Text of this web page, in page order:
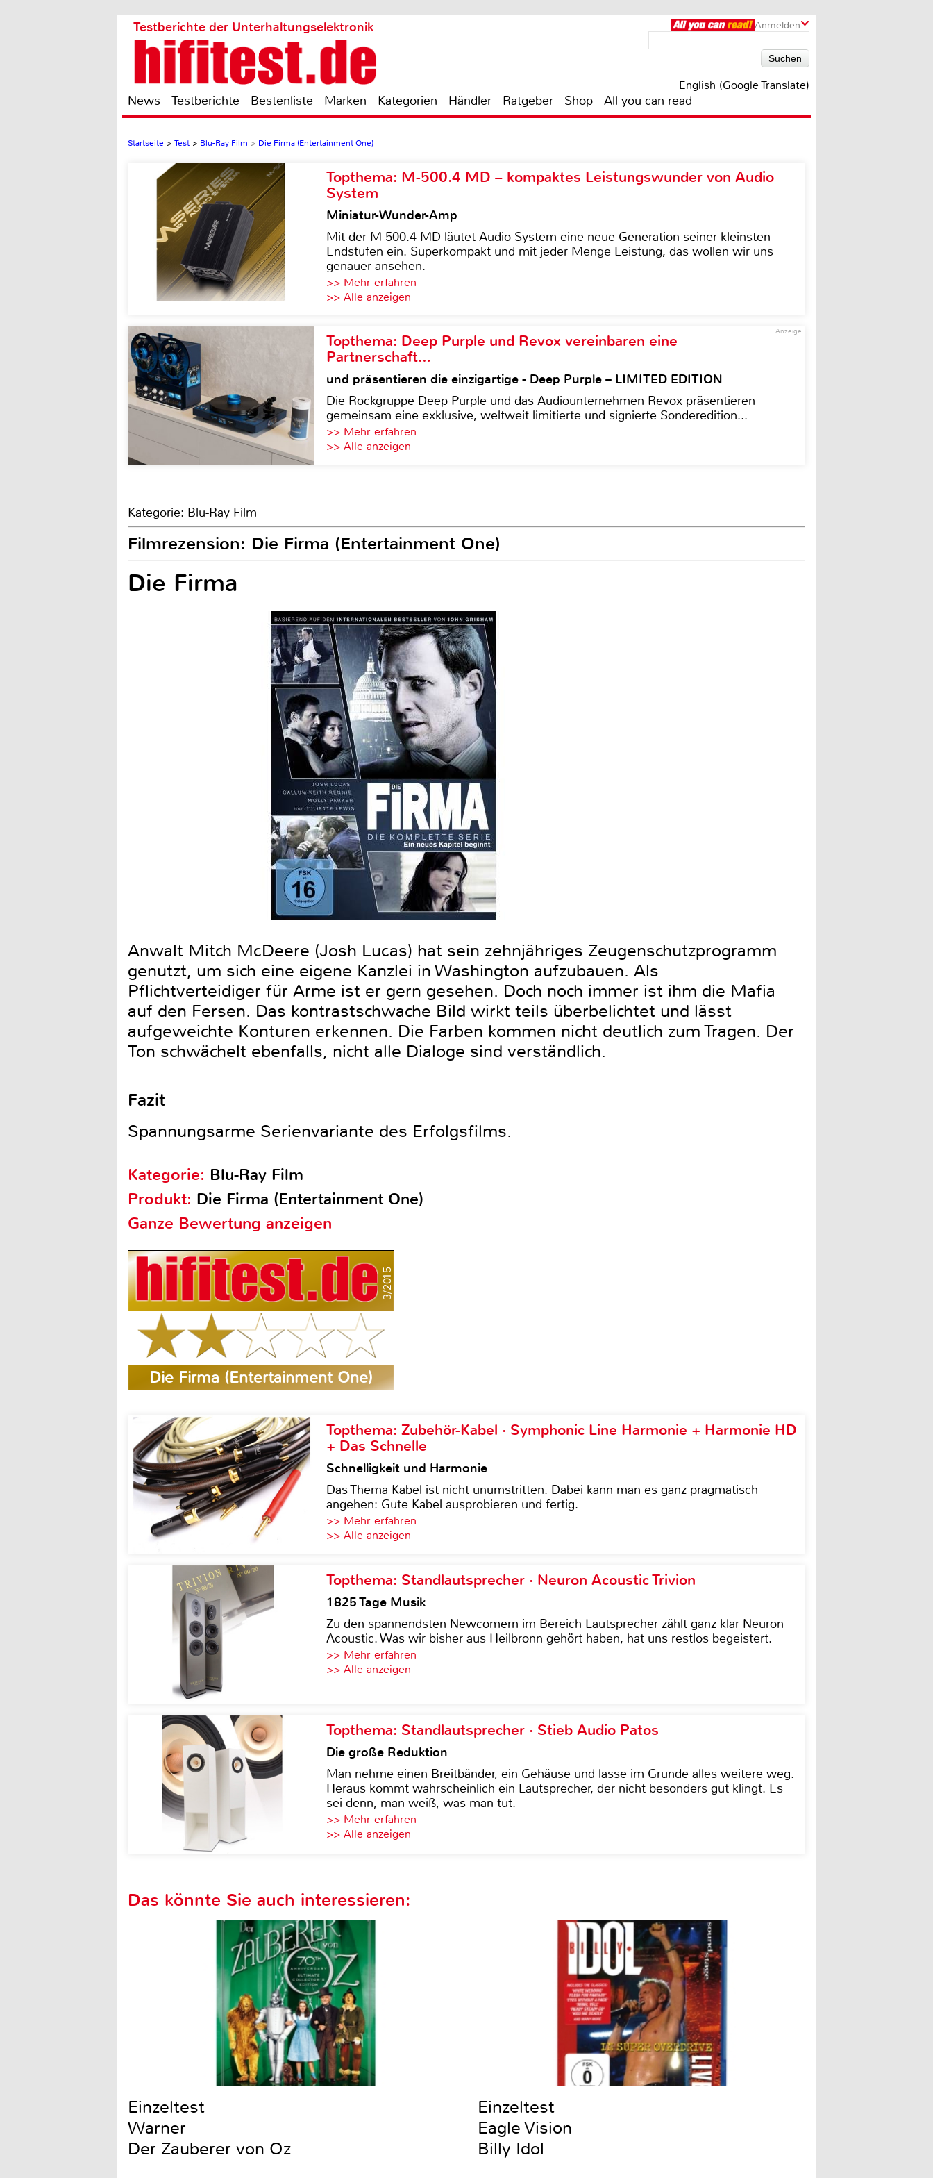
Anmelden
Testberichte der Unterhaltungselektronik
English (Google Translate)
News Testberichte Bestenliste Marken Kategorien Händler Ratgeber Shop All you can read
Startseite > Test > Blu-Ray Film > Die Firma (Entertainment One)
Topthema: M-500.4 MD – kompaktes Leistungswunder von Audio
System
Miniatur-Wunder-Amp
Mit der M-500.4 MD läutet Audio System eine neue Generation seiner kleinsten
Endstufen ein. Superkompakt und mit jeder Menge Leistung, das wollen wir uns
genauer ansehen.
>> Mehr erfahren
>> Alle anzeigen
Anzeige
Topthema: Deep Purple und Revox vereinbaren eine
Partnerschaft…
und präsentieren die einzigartige - Deep Purple – LIMITED EDITION
Die Rockgruppe Deep Purple und das Audiounternehmen Revox präsentieren
gemeinsam eine exklusive, weltweit limitierte und signierte Sonderedition...
>> Mehr erfahren
>> Alle anzeigen
Kategorie: Blu-Ray Film
Filmrezension: Die Firma (Entertainment One)
Die Firma
Anwalt Mitch McDeere (Josh Lucas) hat sein zehnjähriges Zeugenschutzprogramm
genutzt, um sich eine eigene Kanzlei in Washington aufzubauen. Als
Pflichtverteidiger für Arme ist er gern gesehen. Doch noch immer ist ihm die Mafia
auf den Fersen. Das kontrastschwache Bild wirkt teils überbelichtet und lässt
aufgeweichte Konturen erkennen. Die Farben kommen nicht deutlich zum Tragen. Der
Ton schwächelt ebenfalls, nicht alle Dialoge sind verständlich.
Fazit
Spannungsarme Serienvariante des Erfolgsfilms.
Kategorie: Blu-Ray Film
Produkt: Die Firma (Entertainment One)
Ganze Bewertung anzeigen
3/2015
Die Firma (Entertainment One)
Topthema: Zubehör-Kabel · Symphonic Line Harmonie + Harmonie HD
+ Das Schnelle
Schnelligkeit und Harmonie
Das Thema Kabel ist nicht unumstritten. Dabei kann man es ganz pragmatisch
angehen: Gute Kabel ausprobieren und fertig.
>> Mehr erfahren
>> Alle anzeigen
Topthema: Standlautsprecher · Neuron Acoustic Trivion
1825 Tage Musik
Zu den spannendsten Newcomern im Bereich Lautsprecher zählt ganz klar Neuron
Acoustic. Was wir bisher aus Heilbronn gehört haben, hat uns restlos begeistert.
>> Mehr erfahren
>> Alle anzeigen
Topthema: Standlautsprecher · Stieb Audio Patos
Die große Reduktion
Man nehme einen Breitbänder, ein Gehäuse und lasse im Grunde alles weitere weg.
Heraus kommt wahrscheinlich ein Lautsprecher, der nicht besonders gut klingt. Es
sei denn, man weiß, was man tut.
>> Mehr erfahren
>> Alle anzeigen
Das könnte Sie auch interessieren:
Einzeltest
Warner
Der Zauberer von Oz
Einzeltest
Eagle Vision
Billy Idol